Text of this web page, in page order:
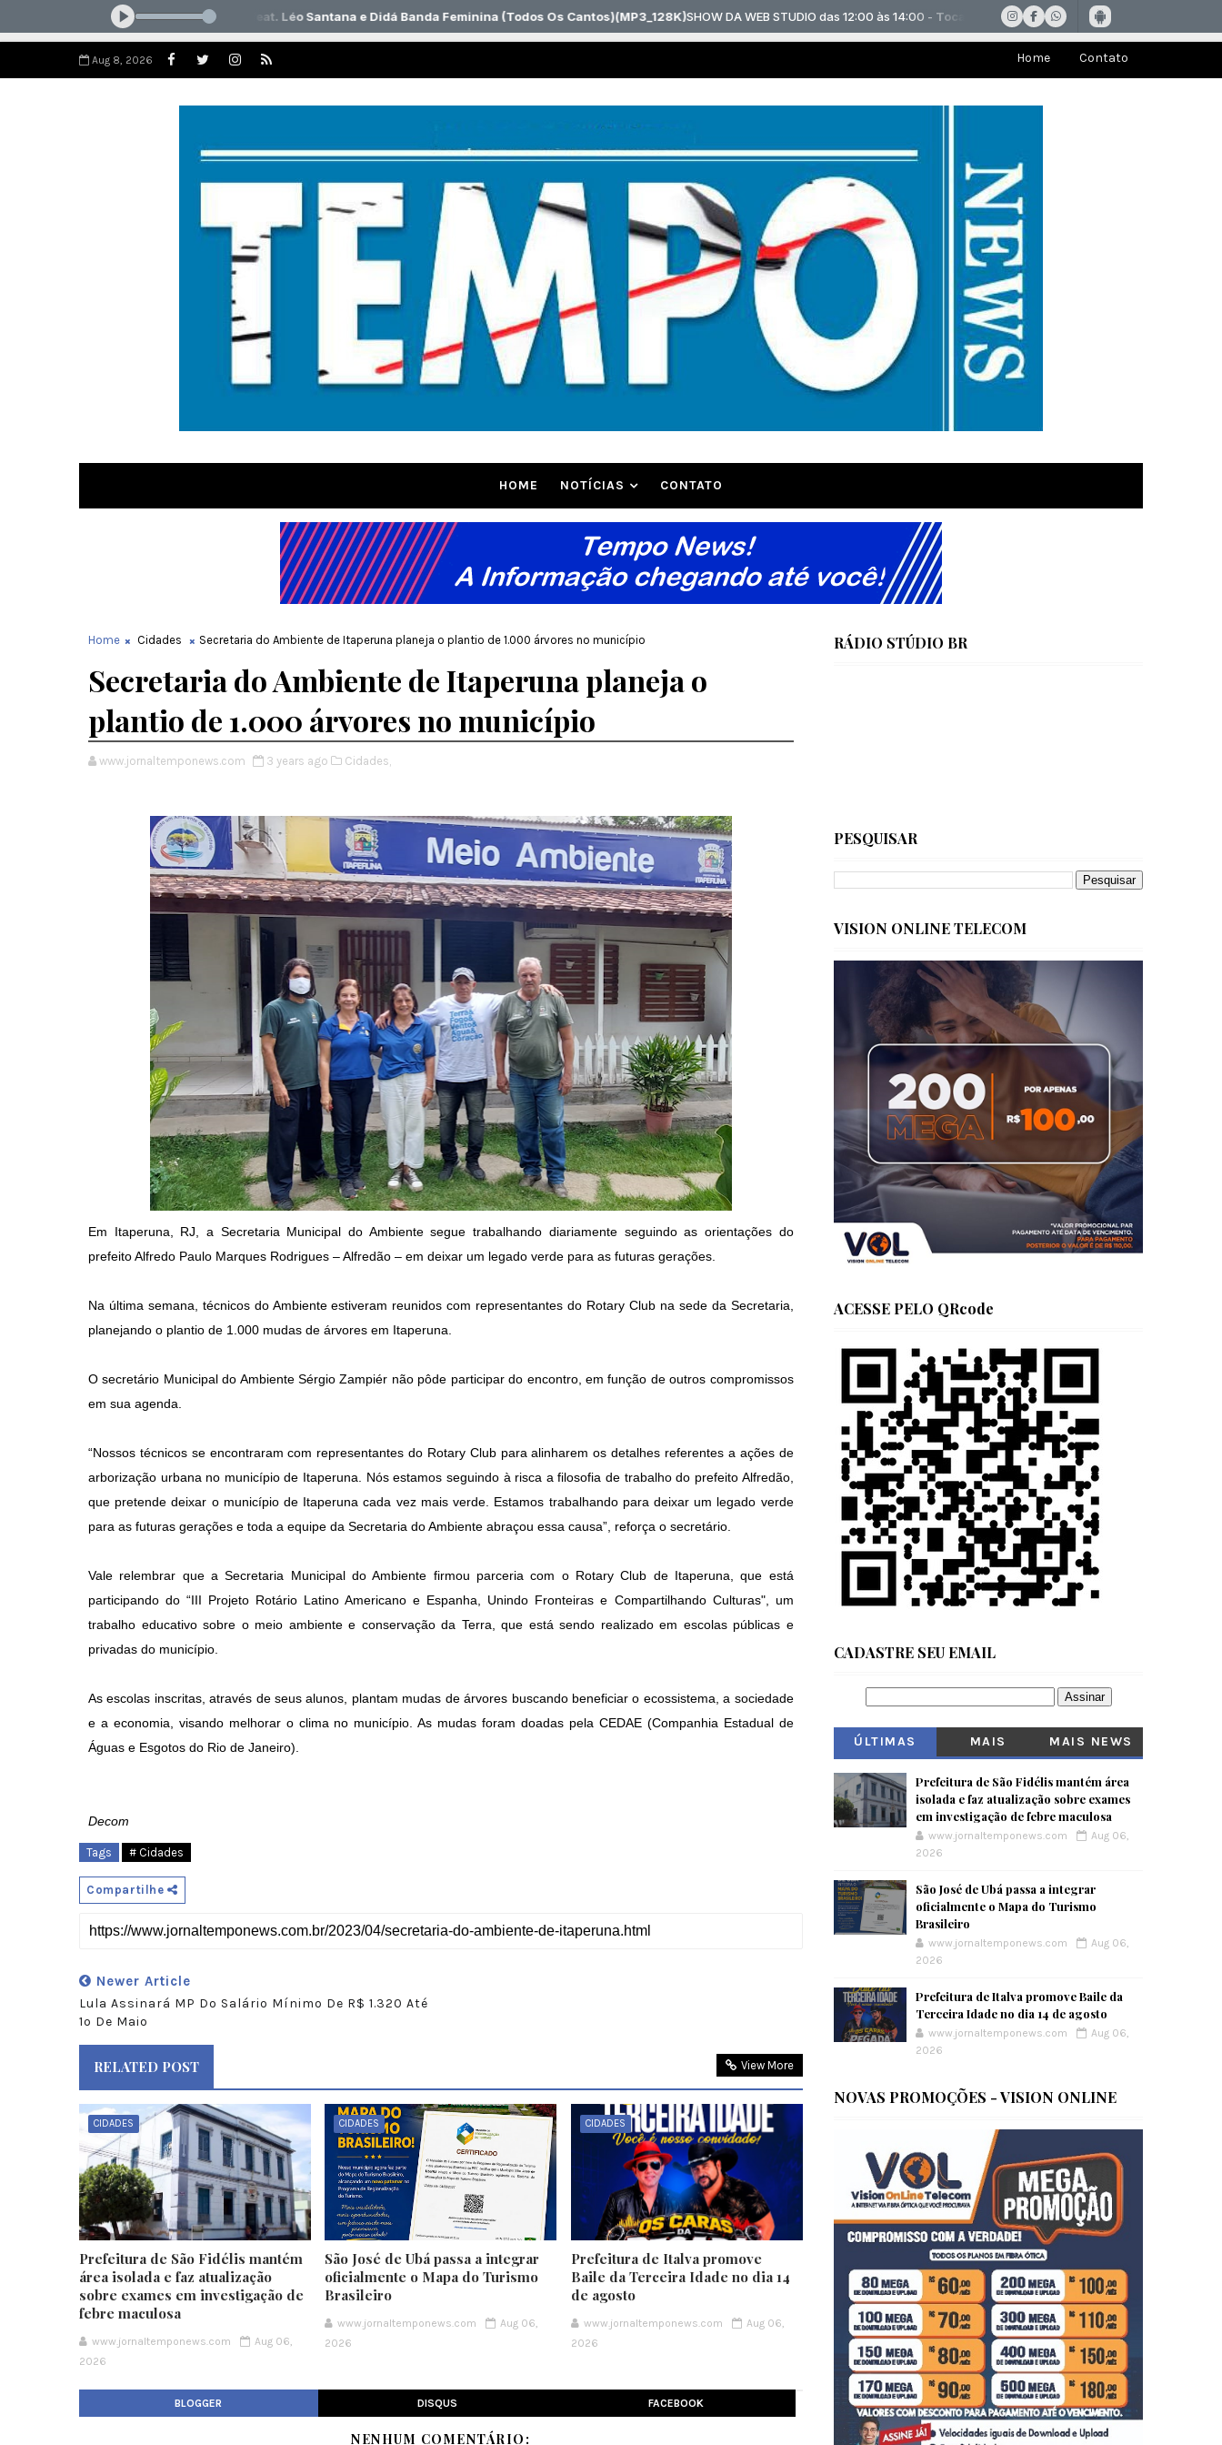
Aug 8, 2026 Home Contato
HOME NOTÍCIAS CONTATO
Home Cidades Secretaria do Ambiente de Itaperuna planeja o plantio de 1.000 árvores no município
Secretaria do Ambiente de Itaperuna planeja o
plantio de 1.000 árvores no município
www.jornaltemponews.com 3 years ago Cidades,
Em Itaperuna, RJ, a Secretaria Municipal do Ambiente segue trabalhando diariamente seguindo as orientações do
prefeito Alfredo Paulo Marques Rodrigues – Alfredão – em deixar um legado verde para as futuras gerações.
Na última semana, técnicos do Ambiente estiveram reunidos com representantes do Rotary Club na sede da Secretaria,
planejando o plantio de 1.000 mudas de árvores em Itaperuna.
O secretário Municipal do Ambiente Sérgio Zampiér não pôde participar do encontro, em função de outros compromissos
em sua agenda.
“Nossos técnicos se encontraram com representantes do Rotary Club para alinharem os detalhes referentes a ações de
arborização urbana no município de Itaperuna. Nós estamos seguindo à risca a filosofia de trabalho do prefeito Alfredão,
que pretende deixar o município de Itaperuna cada vez mais verde. Estamos trabalhando para deixar um legado verde
para as futuras gerações e toda a equipe da Secretaria do Ambiente abraçou essa causa”, reforça o secretário.
Vale relembrar que a Secretaria Municipal do Ambiente firmou parceria com o Rotary Club de Itaperuna, que está
participando do “III Projeto Rotário Latino Americano e Espanha, Unindo Fronteiras e Compartilhando Culturas", um
trabalho educativo sobre o meio ambiente e conservação da Terra, que está sendo realizado em escolas públicas e
privadas do município.
As escolas inscritas, através de seus alunos, plantam mudas de árvores buscando beneficiar o ecossistema, a sociedade
e a economia, visando melhorar o clima no município. As mudas foram doadas pela CEDAE (Companhia Estadual de
Águas e Esgotos do Rio de Janeiro).
Decom
Tags # Cidades
Compartilhe
Newer Article
Lula Assinará MP Do Salário Mínimo De R$ 1.320 Até
1º De Maio
RELATED POST View More
CIDADES
Prefeitura de São Fidélis mantém
área isolada e faz atualização
sobre exames em investigação de
febre maculosa
www.jornaltemponews.com
Aug 06,
2026
CIDADES
São José de Ubá passa a integrar
oficialmente o Mapa do Turismo
Brasileiro
www.jornaltemponews.com
Aug 06,
2026
CIDADES
Prefeitura de Italva promove
Baile da Terceira Idade no dia 14
de agosto
www.jornaltemponews.com
Aug 06,
2026
BLOGGER DISQUS FACEBOOK
NENHUM COMENTÁRIO:
RÁDIO STÚDIO BR
PESQUISAR
VISION ONLINE TELECOM
ACESSE PELO QRcode
CADASTRE SEU EMAIL
ÚLTIMAS
MAIS
MAIS NEWS
Prefeitura de São Fidélis mantém área
isolada e faz atualização sobre exames
em investigação de febre maculosa
www.jornaltemponews.com
Aug 06,
2026
São José de Ubá passa a integrar
oficialmente o Mapa do Turismo
Brasileiro
www.jornaltemponews.com
Aug 06,
2026
Prefeitura de Italva promove Baile da
Terceira Idade no dia 14 de agosto
www.jornaltemponews.com
Aug 06,
2026
NOVAS PROMOÇÕES - VISION ONLINE